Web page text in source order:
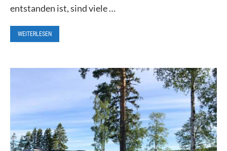
entstanden ist, sind viele …
WEITERLESEN